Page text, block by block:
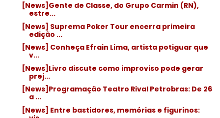
[News]Gente de Classe, do Grupo Carmin (RN),
estre...
[News] Suprema Poker Tour encerra primeira
edição ...
[News] Conheça Efrain Lima, artista potiguar que
v...
[News]Livro discute como improviso pode gerar
prej...
[News]Programação Teatro Rival Petrobras: De 26
a ...
[News] Entre bastidores, memórias e figurinos: